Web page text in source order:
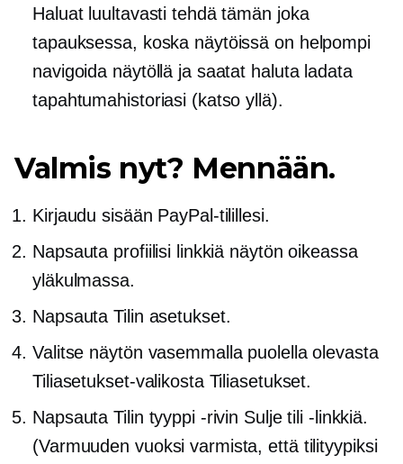
Haluat luultavasti tehdä tämän joka
tapauksessa, koska näytöissä on helpompi
navigoida näytöllä ja saatat haluta ladata
tapahtumahistoriasi (katso yllä).
Valmis nyt? Mennään.
Kirjaudu sisään PayPal-tilillesi.
Napsauta profiilisi linkkiä näytön oikeassa
yläkulmassa.
Napsauta Tilin asetukset.
Valitse näytön vasemmalla puolella olevasta
Tiliasetukset-valikosta Tiliasetukset.
Napsauta Tilin tyyppi -rivin Sulje tili -linkkiä.
(Varmuuden vuoksi varmista, että tilityypiksi